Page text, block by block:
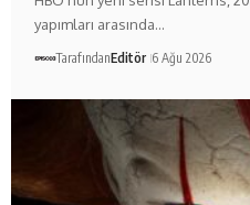
yapımları arasında…
TarafındanEditör 6 Ağu 2026